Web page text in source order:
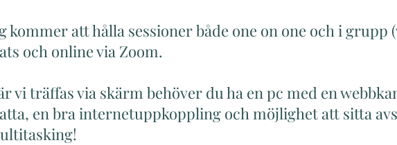
kommer att hålla sessioner både one on one och i grupp
och online via Zoom.
vi träffas via skärm behöver du ha en pc med en
en bra internetuppkoppling och möjlighet att sitta